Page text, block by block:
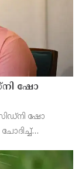
ഷോ
ഷോ
അറിയില്